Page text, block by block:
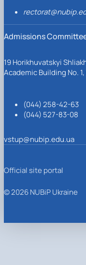
Admissions
19 Horikhuvatskyi
Academic Building No. 1,
(044) 258-42-63
(044) 527-83-08
vstup@nubip.edu.ua
Official site portal
© 2026 NUBiP Ukraine